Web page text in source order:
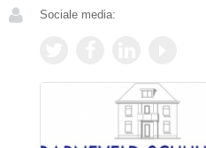
Sociale media: